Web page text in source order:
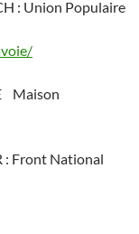
: Union Populaire
Maison
: Front National